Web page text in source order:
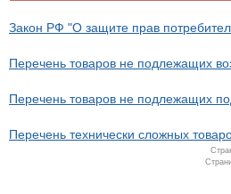
Закон РФ "О защите прав
Перечень товаров не подлежащих
Перечень товаров не подлежащих
Перечень технически сложных